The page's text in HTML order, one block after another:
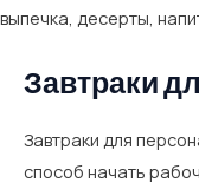
выпечка, десерты,
Завтраки
Завтраки для
способ начать